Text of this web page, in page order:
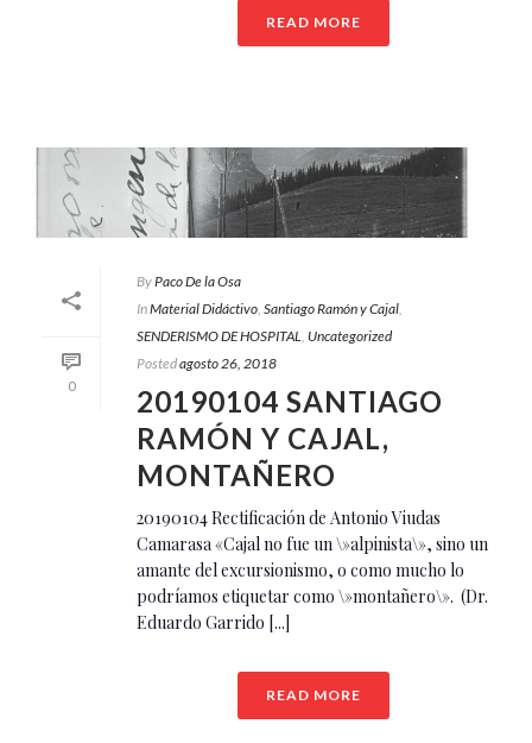
READ MORE
0
ByPaco De la Osa
InMaterial Didáctivo Santiago Ramón y Cajal
SENDERISMO DE HOSPITAL Uncategorized
Postedagosto 26, 2018
20190104 SANTIAGO
RAMÓN Y CAJAL,
MONTAÑERO
20190104 Rectificación de Antonio Viudas
Camarasa «Cajal no fue un \»alpinista\», sino un
amante del excursionismo, o como mucho lo
podríamos etiquetar como \»montañero\». (Dr.
Eduardo Garrido [...]
READ MORE